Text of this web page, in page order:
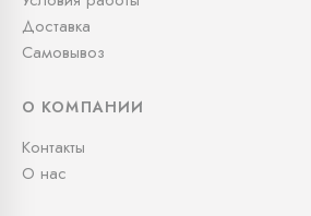
Доставка
Самовывоз
О КОМПАНИИ
Контакты
О нас